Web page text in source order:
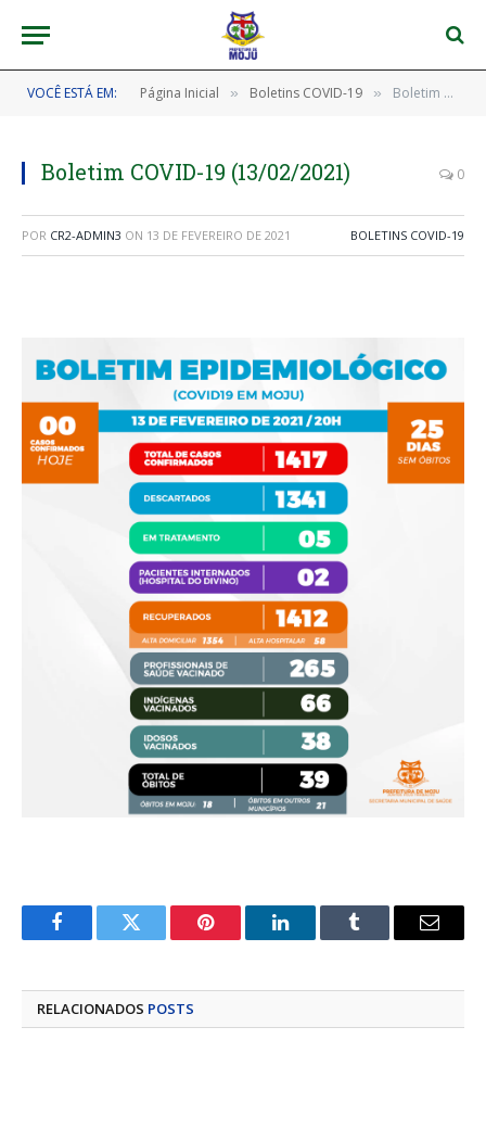
VOCÊ ESTÁ EM: Página Inicial » Boletins COVID-19 » Boletim COVID-19 (13/02/2021)
Boletim COVID-19 (13/02/2021) 0
POR CR2-ADMIN3 ON 13 DE FEVEREIRO DE 2021 BOLETINS COVID-19
FacebookTwitter Pinterest LinkedInTumblr
E-
RELACIONADOS POSTS